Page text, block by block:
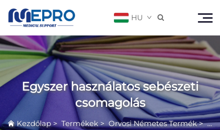
HU 
Egyszer használatos sebészeti
csomagolás
Kezdőlap> Termékek > Orvosi Németes Termék>